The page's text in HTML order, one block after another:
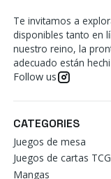
Te invitamos a
disponibles tanto en
nuestro reino, la
adecuado están
Follow us
CATEGORIES
Juegos de mesa
Juegos de cartas TCG
Mangas